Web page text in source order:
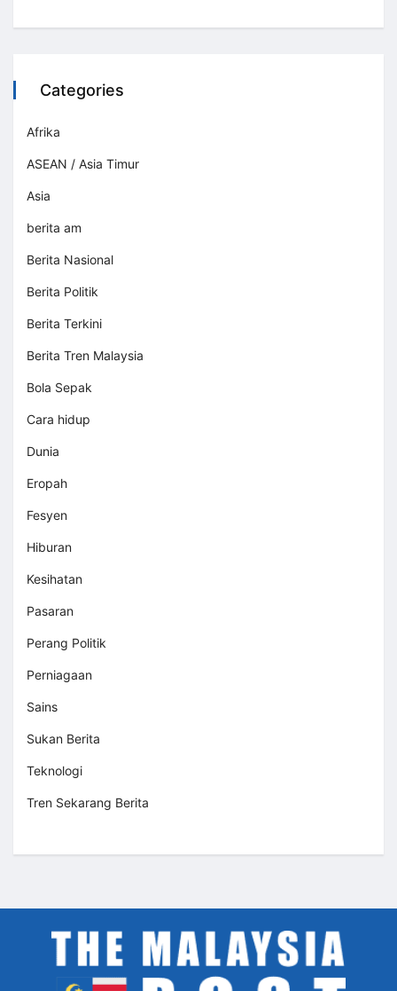
Categories
Afrika
ASEAN / Asia Timur
Asia
berita am
Berita Nasional
Berita Politik
Berita Terkini
Berita Tren Malaysia
Bola Sepak
Cara hidup
Dunia
Eropah
Fesyen
Hiburan
Kesihatan
Pasaran
Perang Politik
Perniagaan
Sains
Sukan Berita
Teknologi
Tren Sekarang Berita